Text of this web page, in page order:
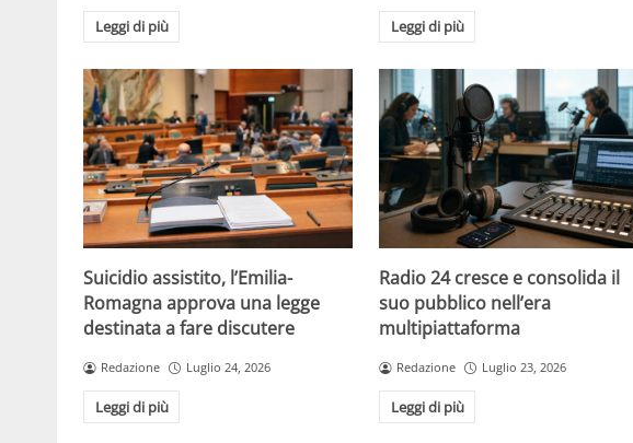
Leggi di più Leggi di più
Suicidio assistito, l’Emilia-
Romagna approva una legge
destinata a fare discutere
Redazione Luglio 24, 2026
Leggi di più
Radio 24 cresce e consolida il
suo pubblico nell’era
multipiattaforma
Redazione Luglio 23, 2026
Leggi di più